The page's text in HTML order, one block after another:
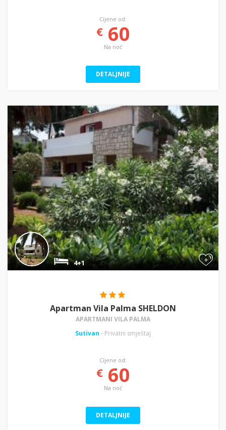
Cijene od:
€60
Na noć
DETALJNIJE
+
4+1
Apartman Vila Palma SHELDON
APARTMANI VILA PALMA
Sutivan - Privatni smještaj
Cijene od:
€60
Na noć
DETALJNIJE